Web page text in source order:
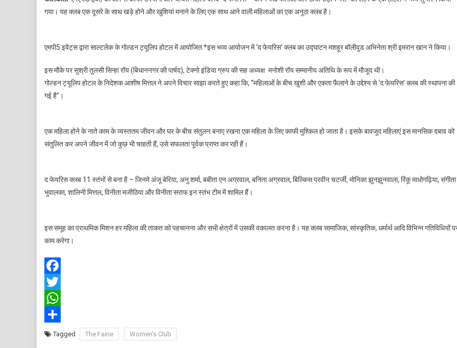
क्लब
“द
‘अपने
फैलाओ
और
का
किया
गया। यह क्लब एक दूसरे के साथ खड़े होने और खुशियां मनाने के लिए एक साथ आने वाली महिलाओं का एक अनूठा क्लब है।
एमपी5 इवेंट्स द्वारा साल्टलेक के गोल्डन ट्यूलिप होटल में आयोजित *इस भव्य आयोजन में ‘द फेयरिस’ क्लब का उद्घाटन मशहूर बॉलीवुड अभिनेता श्री इमरान खान ने किया।
इस मौके पर सुश्री तुलसी सिन्हा रॉय (बिधाननगर की पार्षद), टेक्नो इंडिया ग्रुप की सह अध्यक्ष मनोशी रॉय सम्मानीय अतिथि के रूप में मौजूद थी।
गोल्डन ट्यूलिप होटल के निदेशक आशीष मित्तल ने अपने विचार साझा करते हुए कहा कि, “महिलाओं के बीच खुशी और एकता फैलाने के उद्देश्य से ‘द फेयरिस’ क्लब की स्थापना की
गई है”।
एक महिला होने के नाते काम के व्यस्ततम जीवन और घर के बीच संतुलन बनाए रखना एक महिला के लिए काफी मुश्किल हो जाता है। इसके बावजूद महिलाएं इस मानसिक दबाव को
संतुलित कर अपने जीवन में जो कुछ भी चाहती हैं, उसे सफलता पूर्वक प्राप्त कर रही हैं।
द फेयरिस क्लब 11 स्तंभों से बना है – जिनमे अंजू बेरिया, अनु शर्मा, बबीता एन अग्रवाल, बनिता अग्रवाल, बिल्किस परवीन चटर्जी, मोनिका झुनझुनवाला, रिंकू माधोगढ़िया, संगीता
भुवालका, शालिनी मित्तल, विनीता मजीठिया और विनीता सराफ इन स्तंभ टीम में शामिल हैं।
इस समूह का प्राथमिक मिशन हर महिला की ताकत को पहचानना और सभी क्षेत्रों में उसकी वकालत करना है। यह क्लब सामाजिक, सांस्कृतिक, धर्मार्थ आदि विभिन्न गतिविधियों
काम करेगा।
Facebook
Twitter
WhatsApp
ShareTagged The Fairie Women's Club